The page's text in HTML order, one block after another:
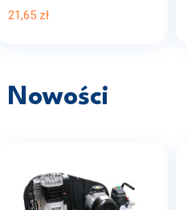
21,65 zł
Nowości